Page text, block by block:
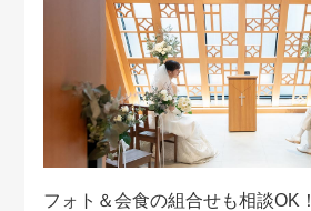
フォト＆会食の組合せも相談OK！